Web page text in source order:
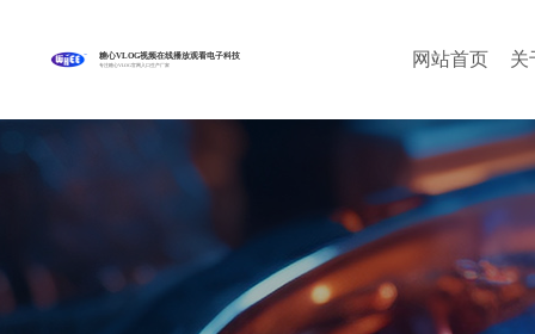
糖心VLOG视频在线播放观看电子科技
专注糖心VLOG官网入口生产厂家 网站首页 关